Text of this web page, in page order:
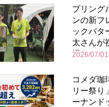
プリング
ンの新フ
ックバ
太さんが
場
2026/07/
コメダ珈
リー祭
ーナンド